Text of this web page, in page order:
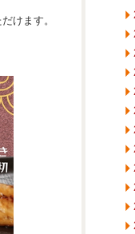
けます。